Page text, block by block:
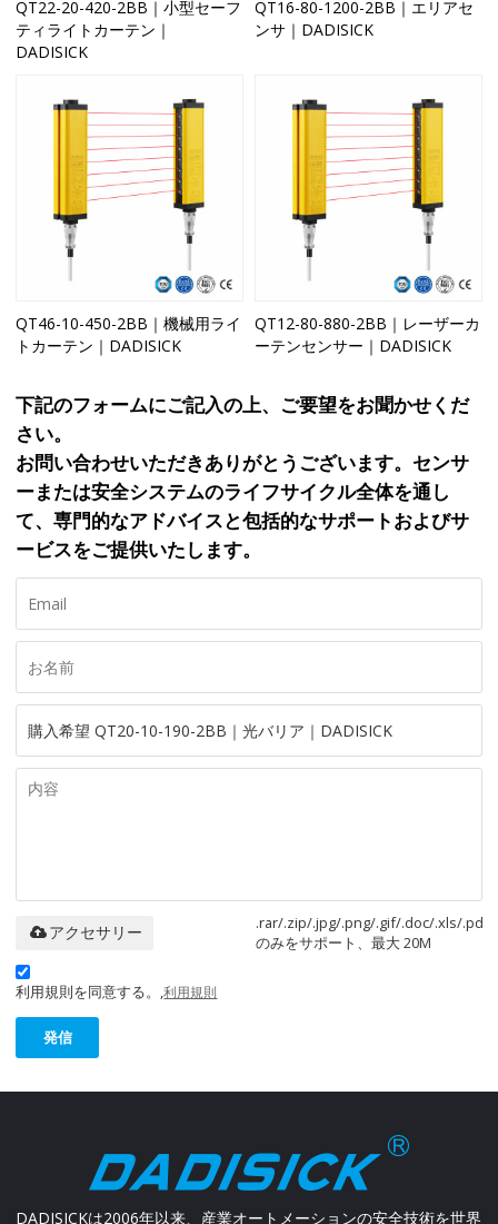
QT22-20-420-2BB｜小型セーフ
ティライトカーテン｜
DADISICK
QT16-80-1200-2BB｜エリアセ
ンサ｜DADISICK
QT46-10-450-2BB｜機械用ライ
トカーテン｜DADISICK
QT12-80-880-2BB｜レーザーカ
ーテンセンサー｜DADISICK
下記のフォームにご記入の上、ご要望をお聞かせくだ
さい。
お問い合わせいただきありがとうございます。センサ
ーまたは安全システムのライフサイクル全体を通し
て、専門的なアドバイスと包括的なサポートおよびサ
ービスをご提供いたします。
.rar/.zip/.jpg/.png/.gif/.doc/.xls/.pdf
のみをサポート、最大 20M
アクセサリー
利用規則を同意する。,利用規則
発信
DADISICKは2006年以来、産業オートメーションの安全技術を世界